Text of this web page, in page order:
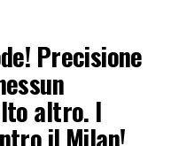
Precisione
altro. I
il Milan!